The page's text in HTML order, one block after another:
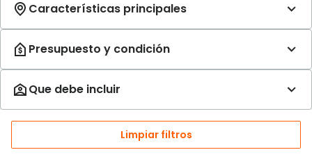
Limpiar filtros